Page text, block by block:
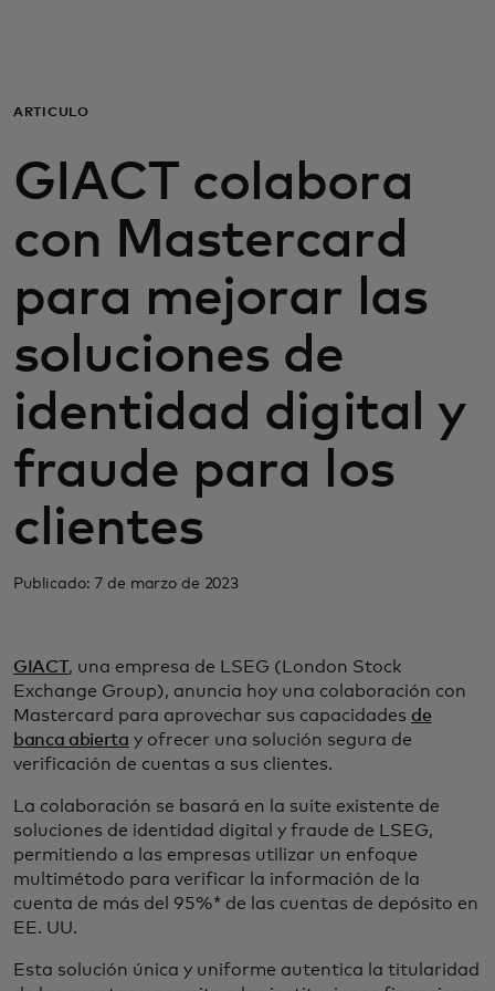
Para empresas
Para el mundo
Para innovadores
Noticias y tendencias
ARTÍCULO
GIACT colabora
con Mastercard
para mejorar las
soluciones de
identidad digital y
fraude para los
clientes
Publicado: 7 de marzo de 2023
GIACT, una empresa de LSEG (London Stock
Exchange Group), anuncia hoy una colaboración con
Mastercard para aprovechar sus capacidades de
banca abierta y ofrecer una solución segura de
verificación de cuentas a sus clientes.
La colaboración se basará en la suite existente de
soluciones de identidad digital y fraude de LSEG,
permitiendo a las empresas utilizar un enfoque
multimétodo para verificar la información de la
cuenta de más del 95%* de las cuentas de depósito en
EE. UU.
Esta solución única y uniforme autentica la titularidad